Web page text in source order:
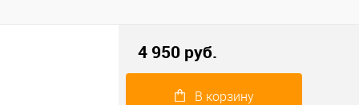
4 950 руб.
В корзину